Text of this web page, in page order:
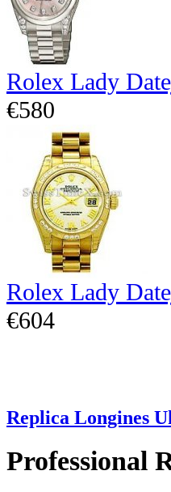
Rolex Lady
€580
Rolex Lady
€604
Replica Longines
Professional